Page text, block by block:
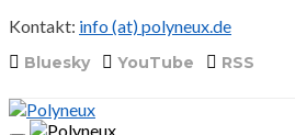
Kontakt: info (at) polyneux.de
Bluesky YouTube RSS